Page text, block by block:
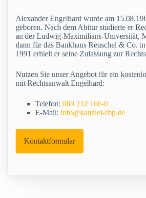
Alexander Engelhard wurde am
geboren. Nach dem Abitur studierte er
an der Ludwig-Maximilians-Universität,
dann für das Bankhaus Reuschel & Co.
1991 erhielt er seine Zulassung zur
Nutzen Sie unser Angebot für ein
mit Rechtsanwalt Engelhard:
Telefon: 089 212 166-0
E-Mail: info@kanzlei-ebp.de
Kontaktformular